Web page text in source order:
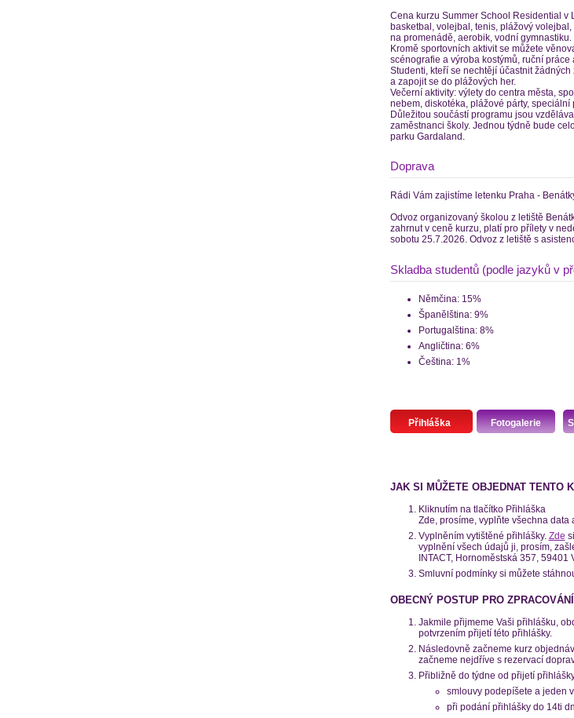
Cena kurzu Summer School Residential v
basketbal, volejbal, tenis, plážový
na promenádě, aerobik, vodní gymnastiku.
Kromě sportovních aktivit se můžete
scénografie a výroba kostýmů, ruční práce
Studenti, kteří se nechtějí účastnit
a zapojit se do plážových her.
Večerní aktivity: výlety do centra města,
nebem, diskotéka, plážové párty, speciální
Důležitou součástí programu jsou
zaměstnanci školy. Jednou týdně bude
parku Gardaland.
Doprava
Rádi Vám zajistíme letenku Praha -
Odvoz organizovaný školou z letiště
zahrnut v ceně kurzu, platí pro přílety v
sobotu 25.7.2026. Odvoz z letiště s
Skladba studentů (podle jazyků v
Němčina: 15%
Španělština: 9%
Portugalština: 8%
Angličtina: 6%
Čeština: 1%
Přihláška Fotogalerie
JAK SI MŮŽETE OBJEDNAT TENTO
Kliknutím na tlačítko Přihláška
Zde, prosíme, vyplňte všechna data
Vyplněním vytištěné přihlášky. Zde
vyplnění všech údajů ji, prosím,
INTACT, Hornoměstská 357, 59401
Smluvní podmínky si můžete
OBECNÝ POSTUP PRO
Jakmile přijmeme Vaši přihlášku,
potvrzením přijetí této přihlášky.
Následovně začneme kurz
začneme nejdříve s rezervací
Přibližně do týdne od přijetí
smlouvy podepíšete a jeden
při podání přihlášky do 14ti